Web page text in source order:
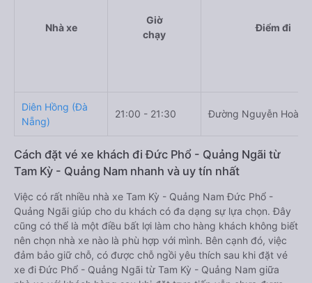
Nhà xe
Giờ
chạy
Điểm đi
Diên Hồng (Đà
Nẵng)
21:00 - 21:30 Đường Nguyễn Hoàng
Cách đặt vé xe khách đi Đức Phổ - Quảng Ngãi từ
Tam Kỳ - Quảng Nam nhanh và uy tín nhất
Việc có rất nhiều nhà xe Tam Kỳ - Quảng Nam Đức Phổ -
Quảng Ngãi giúp cho du khách có đa dạng sự lựa chọn. Đây
cũng có thể là một điều bất lợi làm cho hàng khách không biết
nên chọn nhà xe nào là phù hợp với mình. Bên cạnh đó, việc
đảm bảo giữ chỗ, có được chỗ ngồi yêu thích sau khi đặt vé
xe đi Đức Phổ - Quảng Ngãi từ Tam Kỳ - Quảng Nam giữa